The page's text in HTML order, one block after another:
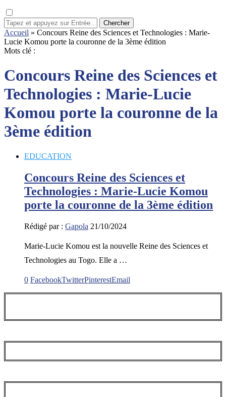
Chercher
Accueil » Concours Reine des Sciences et Technologies : Marie-
Lucie Komou porte la couronne de la 3ème édition
Mots clé :
Concours Reine des Sciences et
Technologies : Marie-Lucie
Komou porte la couronne de la
3ème édition
EDUCATION
Concours Reine des Sciences et
Technologies : Marie-Lucie Komou
porte la couronne de la 3ème édition
Rédigé par : Gapola 21/10/2024
Marie-Lucie Komou est la nouvelle Reine des Sciences et
Technologies au Togo. Elle a …
0 FacebookTwitterPinterestEmail